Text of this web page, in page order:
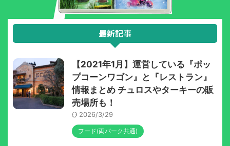
最新記事
【2021年1月】運営している『ポッ
プコーンワゴン』と『レストラン』
情報まとめ チュロスやターキーの販
売場所も！
2026/3/29
フード(両パーク共通)